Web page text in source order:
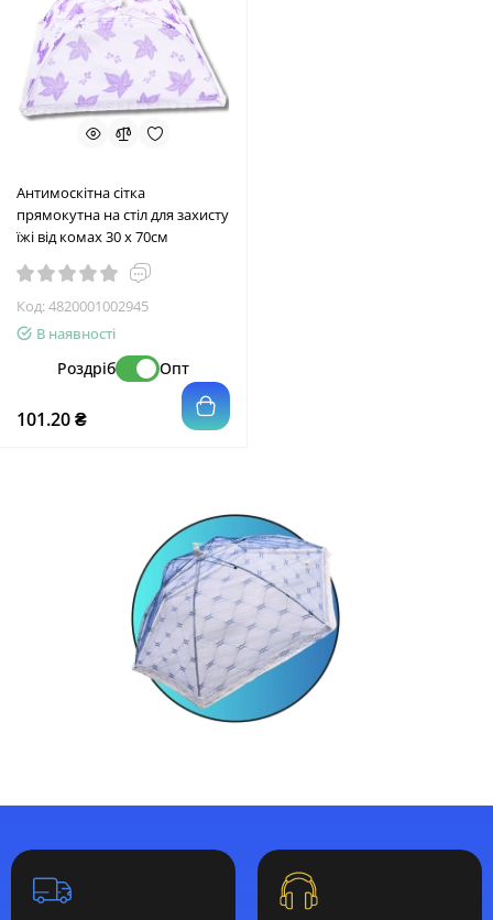
Антимоскітна сітка
прямокутна на стіл для захисту
їжі від комах 30 х 70см
Код:4820001002945
В наявності
Роздріб Опт
101.20 ₴